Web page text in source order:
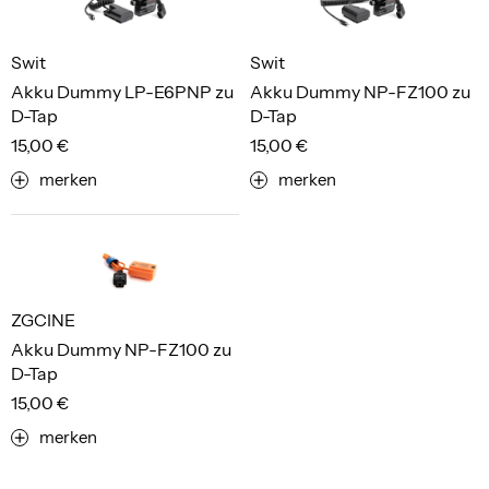
Akku Dummy LP-E6PNP zu
D-Tap
Swit
15,00 €
merken
Akku Dummy NP-FZ100 zu
D-Tap
Swit
15,00 €
merken
Akku Dummy NP-FZ100 zu
D-Tap
ZGCINE
15,00 €
merken